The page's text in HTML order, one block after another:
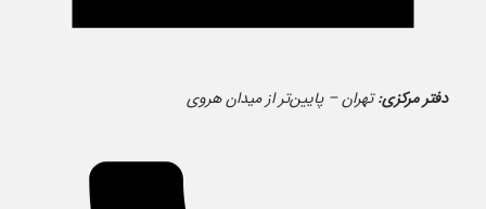
دفتر مرکزی:تهران – پایین‌تر از میدان هروی